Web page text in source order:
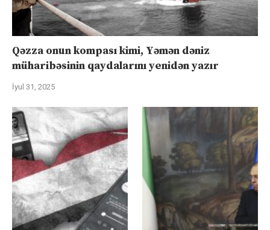
Qəzza onun kompası kimi, Yəmən dəniz
müharibəsinin qaydalarını yenidən yazır
İyul 31, 2025